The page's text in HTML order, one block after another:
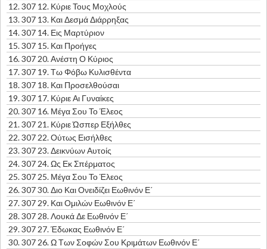
12.307 12. Κύριε Τους Μοχλούς
13.307 13. Και Δεσμά Διάρρηξας
14.307 14. Εις Μαρτύριον
15.307 15. Και Προήγες
16.307 20. Ανέστη Ο Κύριος
17.307 19. Τω Φόβω Κυλισθέντα
18.307 18. Και Προσελθούσαι
19.307 17. Κύριε Αι Γυναίκες
20.307 16. Μέγα Σου Το Έλεος
21.307 21. Κύριε Ώσπερ Εξήλθες
22.307 22. Ούτως Εισήλθες
23.307 23. Δεικνύων Αυτοίς
24.307 24. Ως Εκ Σπέρματος
25.307 25. Μέγα Σου Το Έλεος
26.307 30. Διο Και Ονειδίζει Εωθινόν Ε΄
27.307 29. Και Ομιλών Εωθινόν Ε΄
28.307 28. Λουκά Δε Εωθινόν Ε΄
29.307 27. Έδωκας Εωθινόν Ε΄
30.307 26. Ω Των Σοφών Σου Κριμάτων Εωθινόν Ε΄